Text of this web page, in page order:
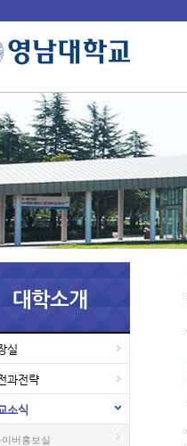
실
과전략
소식
이버홍보실